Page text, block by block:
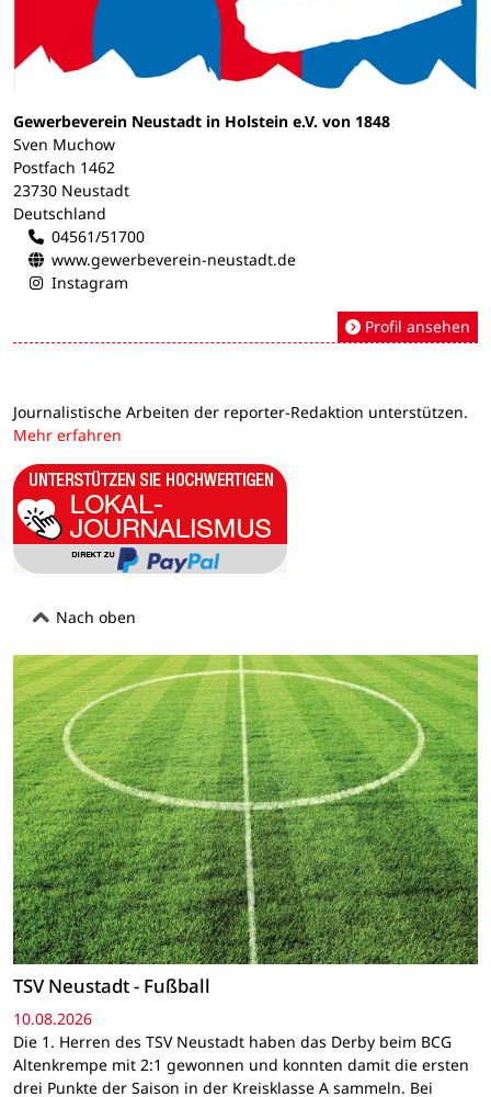
Gewerbeverein Neustadt in Holstein e.V. von 1848
Sven Muchow
Postfach 1462
23730 Neustadt
Deutschland
04561/51700
www.gewerbeverein-neustadt.de
Instagram
Profil ansehen
Journalistische Arbeiten der reporter-Redaktion unterstützen.
Mehr erfahren
Nach oben
TSV Neustadt - Fußball
10.08.2026
Die 1. Herren des TSV Neustadt haben das Derby beim BCG
Altenkrempe mit 2:1 gewonnen und konnten damit die ersten
drei Punkte der Saison in der Kreisklasse A sammeln. Bei